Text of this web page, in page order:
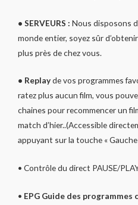
• SERVEURS : Nous disposons
monde entier, soyez sûr
plus près de chez vous.
• Replayde vos programmes
ratez plus aucun film, vous
chaines pour recommencer un
match d’hier..(Accessible
appuyant sur la touche «
• Contrôle du direct PAUSE/
• EPG Guide des programmes